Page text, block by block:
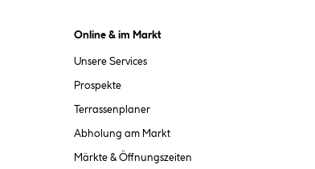
Online & im Markt
Unsere Services
Prospekte
Terrassenplaner
Abholung am Markt
Märkte & Öffnungszeiten